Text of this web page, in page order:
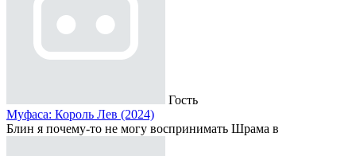
Гость
Муфаса: Король Лев (2024)
Блин я почему-то не могу воспринимать Шрама в